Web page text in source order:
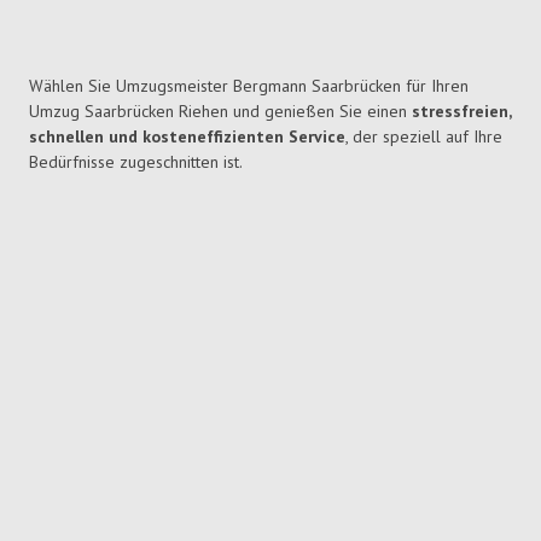
Wählen Sie Umzugsmeister Bergmann Saarbrücken für Ihren
Umzug Saarbrücken Riehen und genießen Sie einen stressfreien,
schnellen und kosteneffizienten Service, der speziell auf Ihre
Bedürfnisse zugeschnitten ist.